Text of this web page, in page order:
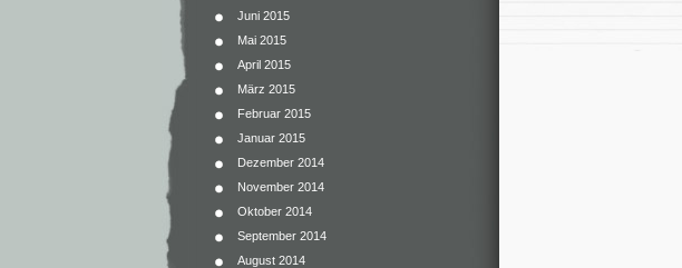
Juni 2015
Mai 2015
April 2015
März 2015
Februar 2015
Januar 2015
Dezember 2014
November 2014
Oktober 2014
September 2014
August 2014